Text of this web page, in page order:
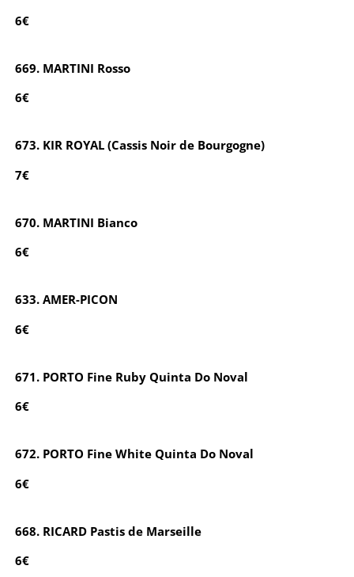
6€
669. MARTINI Rosso
6€
673. KIR ROYAL (Cassis Noir de Bourgogne)
7€
670. MARTINI Bianco
6€
633. AMER-PICON
6€
671. PORTO Fine Ruby Quinta Do Noval
6€
672. PORTO Fine White Quinta Do Noval
6€
668. RICARD Pastis de Marseille
6€